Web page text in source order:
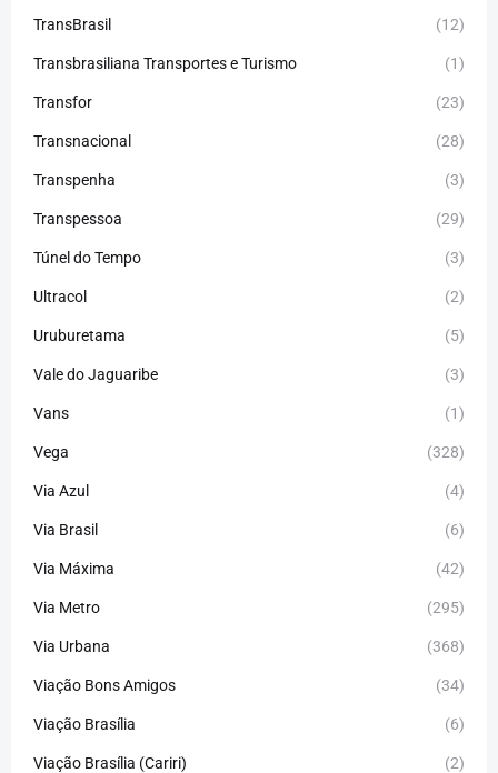
TransBrasil (12)
Transbrasiliana Transportes e Turismo (1)
Transfor (23)
Transnacional (28)
Transpenha (3)
Transpessoa (29)
Túnel do Tempo (3)
Ultracol (2)
Uruburetama (5)
Vale do Jaguaribe (3)
Vans (1)
Vega (328)
Via Azul (4)
Via Brasil (6)
Via Máxima (42)
Via Metro (295)
Via Urbana (368)
Viação Bons Amigos (34)
Viação Brasília (6)
Viação Brasília (Cariri) (2)